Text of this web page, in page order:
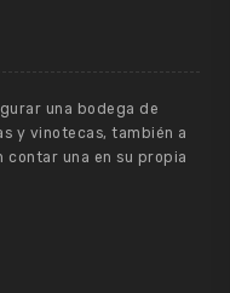
una bodega de
y vinotecas, también a
contar una en su propia